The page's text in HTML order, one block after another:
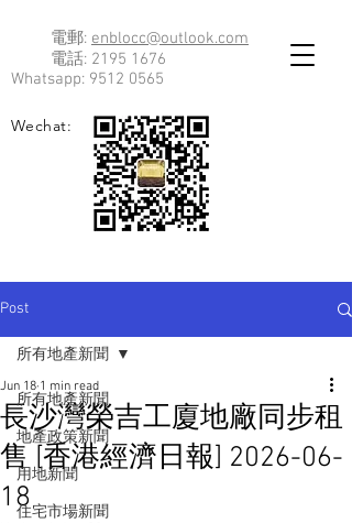
電郵: enblocc@outlook.com
電話: 2195 1676
Whatsapp: 9512 0565
Wechat:
Post
所有地產新聞
地產政策新聞
用地新聞
住宅市場新聞
所有地產新聞
長沙灣榮吉工廈地廠同步租
售 [香港經濟日報] 2026-06-
18
Jun 18 1 min read